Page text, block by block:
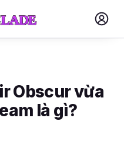
Obscur vừa
là gì?